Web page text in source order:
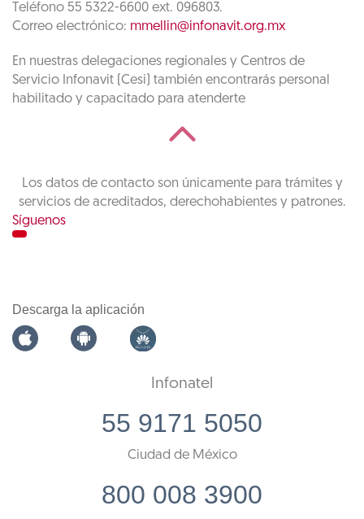
Teléfono 55 5322-6600 ext. 096803.
Correo electrónico: mmellin@infonavit.org.mx
En nuestras delegaciones regionales y Centros de
Servicio Infonavit (Cesi) también encontrarás personal
habilitado y capacitado para atenderte
Los datos de contacto son únicamente para trámites y
servicios de acreditados, derechohabientes y patrones.
Síguenos
Descarga la aplicación
Infonatel
55 9171 5050
Ciudad de México
800 008 3900